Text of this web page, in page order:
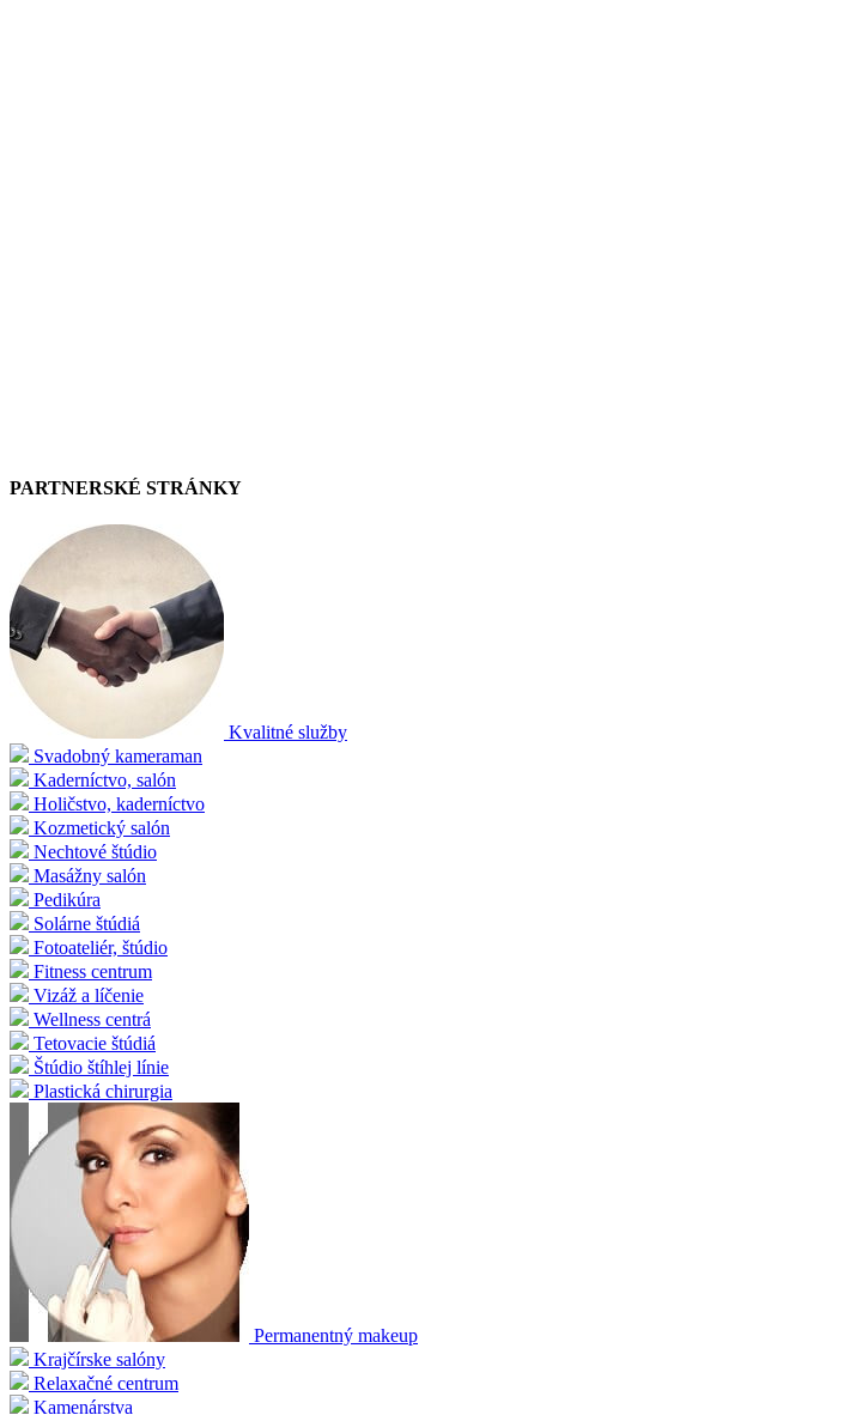
PARTNERSKÉ STRÁNKY
Kvalitné služby
Svadobný kameraman
Kaderníctvo, salón
Holičstvo, kaderníctvo
Kozmetický salón
Nechtové štúdio
Masážny salón
Pedikúra
Solárne štúdiá
Fotoateliér, štúdio
Fitness centrum
Vizáž a líčenie
Wellness centrá
Tetovacie štúdiá
Štúdio štíhlej línie
Plastická chirurgia
Permanentný makeup
Krajčírske salóny
Relaxačné centrum
Kamenárstva